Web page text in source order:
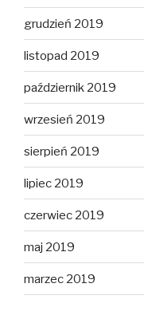
grudzień 2019
listopad 2019
październik 2019
wrzesień 2019
sierpień 2019
lipiec 2019
czerwiec 2019
maj 2019
marzec 2019